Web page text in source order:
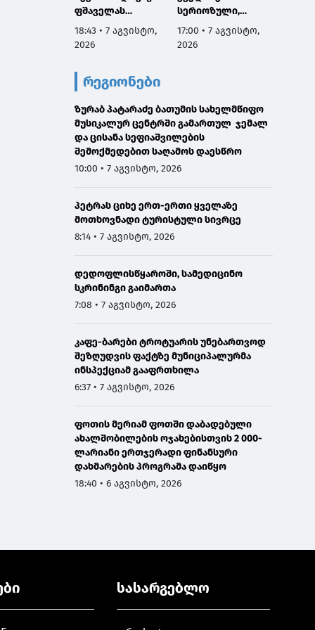
ფშაველას
გამზირების
კვეთიდან ჟვანიას
მოძრაობა
დროებით
შეიზღუდება
18:43 • 7 აგვისტო,
2026
სერიოზული,
ოფიციალური
განცხადება ჩემგან
დამეხმარეთ
გაზიარებაში"
17:00 • 7 აგვისტო,
2026
რეგიონები
ზურაბ პატარაძე ბათუმის სახელმწიფო
მუსიკალურ ცენტრში გამართულ ჯემალ
და ცისანა სეფიაშვილების
შემოქმედებით საღამოს დაესწრო
10:00 • 7 აგვისტო, 2026
პეტრას ციხე ერთ-ერთი ყველაზე
მოთხოვნადი ტურისტული სივრცე
8:14 • 7 აგვისტო, 2026
დედოფლისწყაროში, სამედიცინო
სკრინინგი გაიმართა
7:08 • 7 აგვისტო, 2026
კაფე-ბარები ტროტუარის უნებართვოდ
შეზღუდვის ფაქტზე მუნიციპალურმა
ინსპექციამ გააფრთხილა
6:37 • 7 აგვისტო, 2026
ფოთის მერიამ ფოთში დაბადებული
ახალშობილების ოჯახებისთვის 2 000-
ლარიანი ერთჯერადი ფინანსური
დახმარების პროგრამა დაიწყო
18:40 • 6 აგვისტო, 2026
სასარგებლო